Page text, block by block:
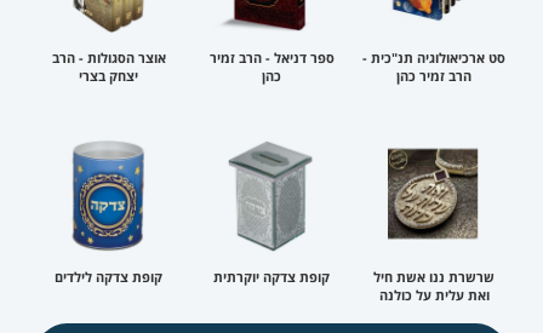
סט ארכיאולוגיה תנ"כית -
הרב זמיר כהן
ספר דניאל - הרב זמיר
כהן
אוצר הסגולות - הרב
יצחק בצרי
שרשרת ננו אשת חיל
ואת עלית על כולנה
קופת צדקה יוקרתית קופת צדקה לילדים